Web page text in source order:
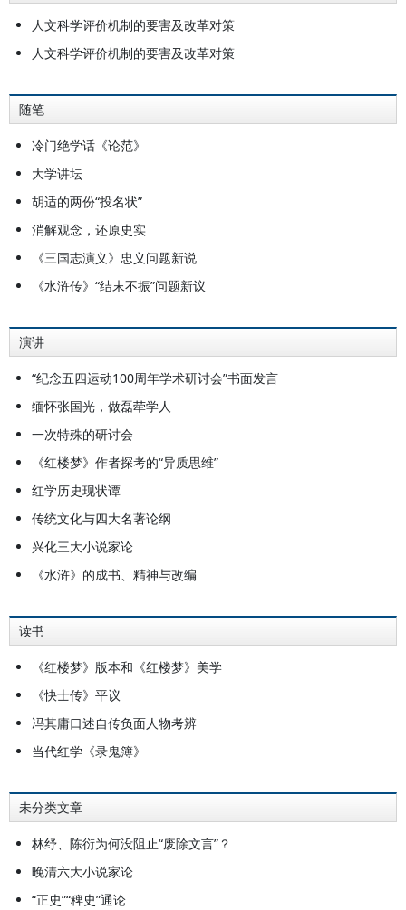
人文科学评价机制的要害及改革对策
人文科学评价机制的要害及改革对策
随笔
冷门绝学话《论范》
大学讲坛
胡适的两份“投名状”
消解观念，还原史实
《三国志演义》忠义问题新说
《水浒传》“结末不振”问题新议
演讲
“纪念五四运动100周年学术研讨会”书面发言
缅怀张国光，做磊荦学人
一次特殊的研讨会
《红楼梦》作者探考的“异质思维”
红学历史现状谭
传统文化与四大名著论纲
兴化三大小说家论
《水浒》的成书、精神与改编
读书
《红楼梦》版本和《红楼梦》美学
《快士传》平议
冯其庸口述自传负面人物考辨
当代红学《录鬼簿》
未分类文章
林纾、陈衍为何没阻止“废除文言”？
晚清六大小说家论
“正史”“稗史”通论